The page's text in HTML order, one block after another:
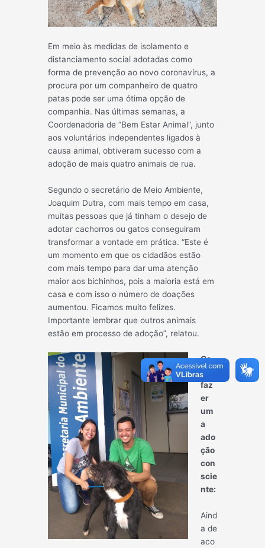
Em meio às medidas de isolamento e
distanciamento social adotadas como
forma de prevenção ao novo coronavírus, a
procura por um companheiro de quatro
patas pode ser uma ótima opção de
companhia. Nas últimas semanas, a
Coordenadoria de “Bem Estar Animal”, junto
aos voluntários independentes ligados à
causa animal, obtiveram sucesso com a
adoção de mais quatro animais de rua.
Segundo o secretário de Meio Ambiente,
Joaquim Dutra, com mais tempo em casa,
muitas pessoas que já tinham o desejo de
adotar cachorros ou gatos conseguiram
transformar a vontade em prática. “Este é
um momento em que os cidadãos estão
com mais tempo para dar uma atenção
maior aos bichinhos, pois a maioria está em
casa e com isso o número de doações
aumentou. Ficamos muito felizes.
Importante lembrar que outros animais
estão em processo de adoção”, relatou.
Co
mo
faz
er
um
a
ado
ção
con
scie
nte:
Aind
a de
aco